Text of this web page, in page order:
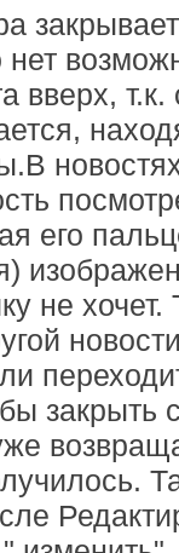
нет
вверх,
его
не
закрыть